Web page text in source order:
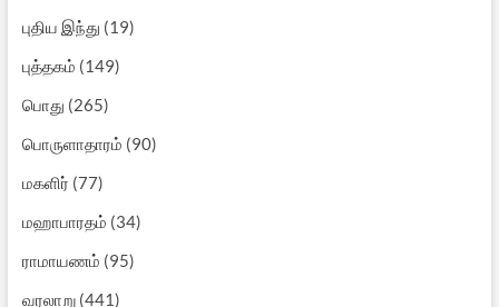
புதிய இந்து (19)
புத்தகம் (149)
பொது (265)
பொருளாதாரம் (90)
மகளிர் (77)
மஹாபாரதம் (34)
ராமாயணம் (95)
வரலாறு(441)